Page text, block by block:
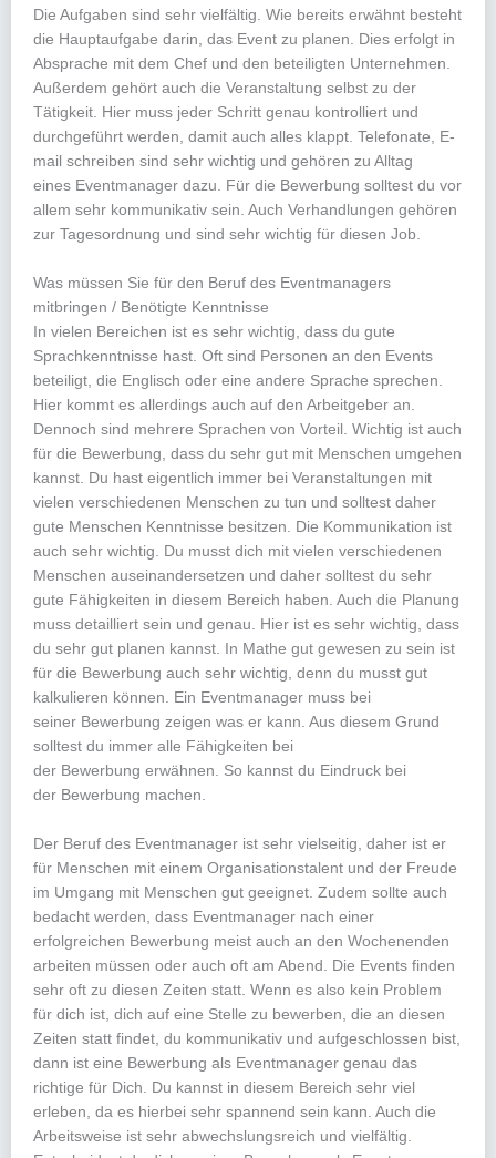
Die Aufgaben sind sehr vielfältig. Wie bereits erwähnt besteht
die Hauptaufgabe darin, das Event zu planen. Dies erfolgt in
Absprache mit dem Chef und den beteiligten Unternehmen.
Außerdem gehört auch die Veranstaltung selbst zu der
Tätigkeit. Hier muss jeder Schritt genau kontrolliert und
durchgeführt werden, damit auch alles klappt. Telefonate, E-
mail schreiben sind sehr wichtig und gehören zu Alltag
eines Eventmanager dazu. Für die Bewerbung solltest du vor
allem sehr kommunikativ sein. Auch Verhandlungen gehören
zur Tagesordnung und sind sehr wichtig für diesen Job.
Was müssen Sie für den Beruf des Eventmanagers
mitbringen / Benötigte Kenntnisse
In vielen Bereichen ist es sehr wichtig, dass du gute
Sprachkenntnisse hast. Oft sind Personen an den Events
beteiligt, die Englisch oder eine andere Sprache sprechen.
Hier kommt es allerdings auch auf den Arbeitgeber an.
Dennoch sind mehrere Sprachen von Vorteil. Wichtig ist auch
für die Bewerbung, dass du sehr gut mit Menschen umgehen
kannst. Du hast eigentlich immer bei Veranstaltungen mit
vielen verschiedenen Menschen zu tun und solltest daher
gute Menschen Kenntnisse besitzen. Die Kommunikation ist
auch sehr wichtig. Du musst dich mit vielen verschiedenen
Menschen auseinandersetzen und daher solltest du sehr
gute Fähigkeiten in diesem Bereich haben. Auch die Planung
muss detailliert sein und genau. Hier ist es sehr wichtig, dass
du sehr gut planen kannst. In Mathe gut gewesen zu sein ist
für die Bewerbung auch sehr wichtig, denn du musst gut
kalkulieren können. Ein Eventmanager muss bei
seiner Bewerbung zeigen was er kann. Aus diesem Grund
solltest du immer alle Fähigkeiten bei
der Bewerbung erwähnen. So kannst du Eindruck bei
der Bewerbung machen.
Der Beruf des Eventmanager ist sehr vielseitig, daher ist er
für Menschen mit einem Organisationstalent und der Freude
im Umgang mit Menschen gut geeignet. Zudem sollte auch
bedacht werden, dass Eventmanager nach einer
erfolgreichen Bewerbung meist auch an den Wochenenden
arbeiten müssen oder auch oft am Abend. Die Events finden
sehr oft zu diesen Zeiten statt. Wenn es also kein Problem
für dich ist, dich auf eine Stelle zu bewerben, die an diesen
Zeiten statt findet, du kommunikativ und aufgeschlossen bist,
dann ist eine Bewerbung als Eventmanager genau das
richtige für Dich. Du kannst in diesem Bereich sehr viel
erleben, da es hierbei sehr spannend sein kann. Auch die
Arbeitsweise ist sehr abwechslungsreich und vielfältig.